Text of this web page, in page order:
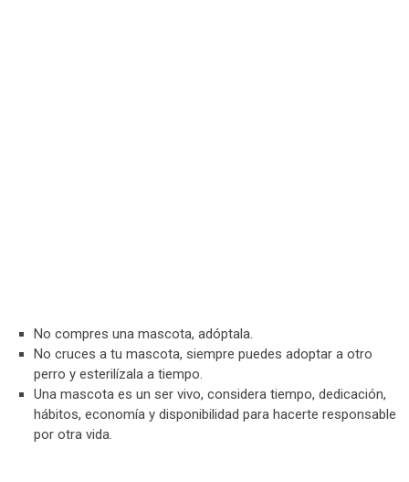
No compres una mascota, adóptala.
No cruces a tu mascota, siempre puedes adoptar a otro
perro y esterilízala a tiempo.
Una mascota es un ser vivo, considera tiempo, dedicación,
hábitos, economía y disponibilidad para hacerte responsable
por otra vida.